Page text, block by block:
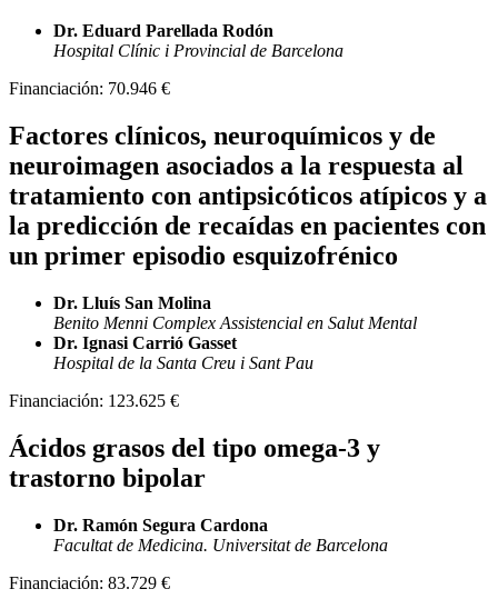
Dr. Eduard Parellada Rodón
Hospital Clínic i Provincial de Barcelona
Financiación: 70.946 €
Factores clínicos, neuroquímicos y de
neuroimagen asociados a la respuesta al
tratamiento con antipsicóticos atípicos y a
la predicción de recaídas en pacientes con
un primer episodio esquizofrénico
Dr. Lluís San Molina
Benito Menni Complex Assistencial en Salut Mental
Dr. Ignasi Carrió Gasset
Hospital de la Santa Creu i Sant Pau
Financiación: 123.625 €
Ácidos grasos del tipo omega-3 y
trastorno bipolar
Dr. Ramón Segura Cardona
Facultat de Medicina. Universitat de Barcelona
Financiación: 83.729 €